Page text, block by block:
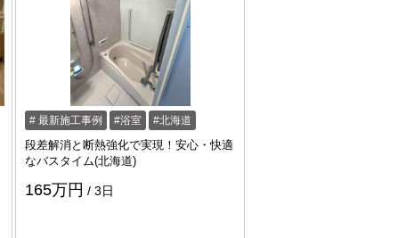
最新施工事例 浴室 北海道
段差解消と断熱強化で実現！安心・快適
なバスタイム(北海道)
165万円 3日